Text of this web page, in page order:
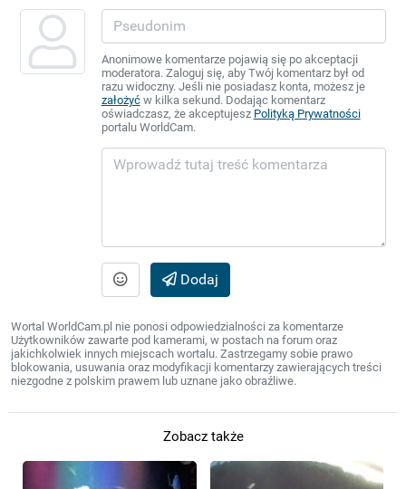
Anonimowe komentarze pojawią się po akceptacji
moderatora. Zaloguj się, aby Twój komentarz był od
razu widoczny. Jeśli nie posiadasz konta, możesz je
założyćw kilka sekund. Dodając komentarz
oświadczasz, że akceptujesz Polityką Prywatności
portalu WorldCam.
Dodaj
Wortal WorldCam.pl nie ponosi odpowiedzialności za komentarze
Użytkowników zawarte pod kamerami, w postach na forum oraz
jakichkolwiek innych miejscach wortalu. Zastrzegamy sobie prawo
blokowania, usuwania oraz modyfikacji komentarzy zawierających treści
niezgodne z polskim prawem lub uznane jako obraźliwe.
Zobacz także